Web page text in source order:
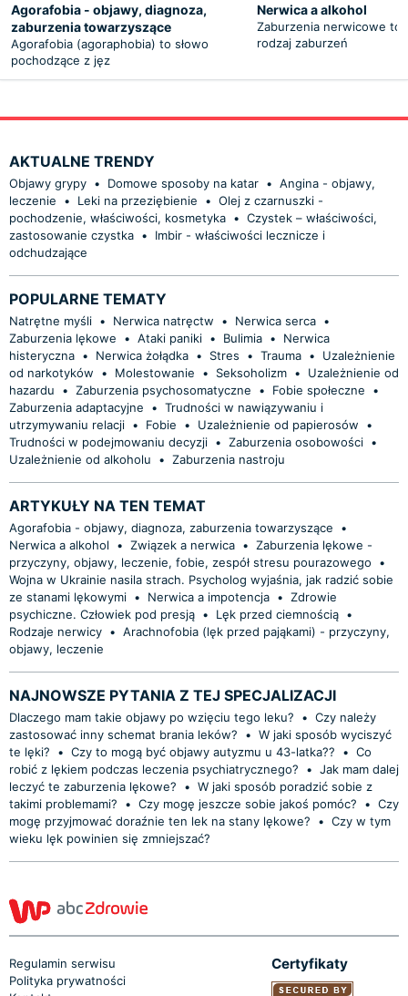
Agorafobia - objawy, diagnoza,
zaburzenia towarzyszące
Agorafobia (agoraphobia) to słowo
pochodzące z jęz
Nerwica a alkohol
Zaburzenia nerwicowe to
rodzaj zaburzeń
AKTUALNE TRENDY
Objawy grypy • Domowe sposoby na katar • Angina - objawy,
leczenie
• Leki na przeziębienie • Olej z czarnuszki -
pochodzenie, właściwości, kosmetyka • Czystek – właściwości,
zastosowanie czystka •
Imbir - właściwości lecznicze i
odchudzające
POPULARNE TEMATY
Natrętne myśli • Nerwica natręctw • Nerwica serca •
Zaburzenia lękowe
• Ataki paniki • Bulimia •
Nerwica
histeryczna • Nerwica żołądka • Stres • Trauma •
Uzależnienie
od narkotyków
• Molestowanie • Seksoholizm •
Uzależnienie od
hazardu
• Zaburzenia psychosomatyczne • Fobie społeczne
•
Zaburzenia adaptacyjne
• Trudności w nawiązywaniu i
utrzymywaniu relacji • Fobie • Uzależnienie od papierosów
•
Trudności w podejmowaniu decyzji • Zaburzenia osobowości •
Uzależnienie od alkoholu
• Zaburzenia nastroju
ARTYKUŁY NA TEN TEMAT
Agorafobia - objawy, diagnoza, zaburzenia towarzyszące
•
Nerwica a alkohol
• Związek a nerwica • Zaburzenia lękowe -
przyczyny, objawy, leczenie, fobie, zespół stresu pourazowego
•
Wojna w Ukrainie nasila strach. Psycholog wyjaśnia, jak radzić sobie
ze stanami lękowymi • Nerwica a impotencja • Zdrowie
psychiczne. Człowiek pod presją • Lęk przed ciemnością •
Rodzaje nerwicy • Arachnofobia (lęk przed pająkami) - przyczyny,
objawy, leczenie
NAJNOWSZE PYTANIA Z TEJ SPECJALIZACJI
Dlaczego mam takie objawy po wzięciu tego leku? • Czy należy
zastosować inny schemat brania leków?
• W jaki sposób wyciszyć
te lęki?
• Czy to mogą być objawy autyzmu u 43-latka?? • Co
robić z lękiem podczas leczenia psychiatrycznego?
• Jak mam dalej
leczyć te zaburzenia lękowe?
• W jaki sposób poradzić sobie z
takimi problemami?
• Czy mogę jeszcze sobie jakoś pomóc? • Czy
mogę przyjmować doraźnie ten lek na stany lękowe?
• Czy w tym
wieku lęk powinien się zmniejszać?
Regulamin serwisu
Polityka prywatności
Certyfikaty